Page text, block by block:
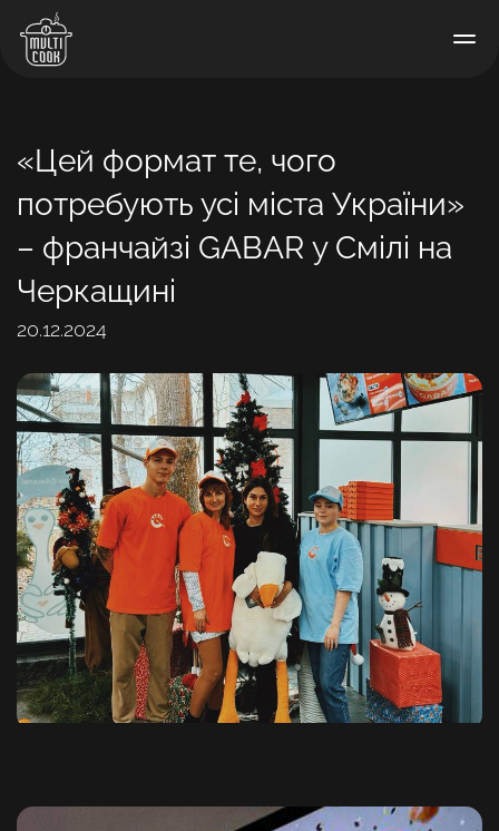
«Цей формат те, чого
потребують усі міста України»
– франчайзі GABAR у Смілі на
Черкащині
20.12.2024